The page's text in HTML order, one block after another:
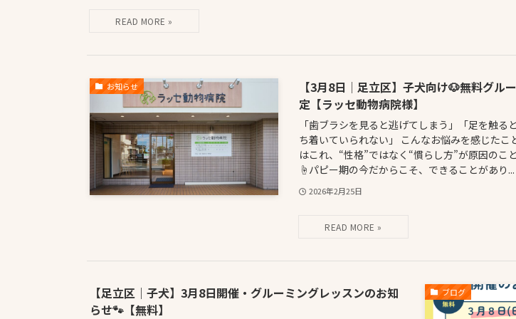
お知らせ
【3月8日│足立区】子犬向け🐶無料グル
定【ラッセ動物病院様】
「歯ブラシを見ると逃げてしまう」「足を触る
ち着いていられない」 こんなお悩みを感じたこ
はこれ、“性格”ではなく“慣らし方”が原因のこ
☝パピー期の今だからこそ、できることがあり...
2026年2月25日
ブログ
【足立区｜子犬】3月8日開催・グルーミングレッスンのお知
らせ🐾【無料】